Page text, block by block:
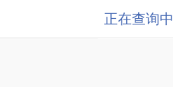
正在查询中